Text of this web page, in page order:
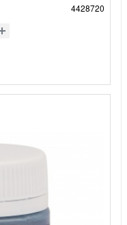
4428720